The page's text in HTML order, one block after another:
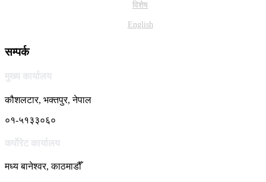
विशेष
English
सम्पर्क
मुख्य कार्यालय
कौशलटार, भक्तपुर, नेपाल
०१-५१३३०६०
कर्पाेरेट कार्यालय
मध्य बानेश्वर, काठमाडौँ